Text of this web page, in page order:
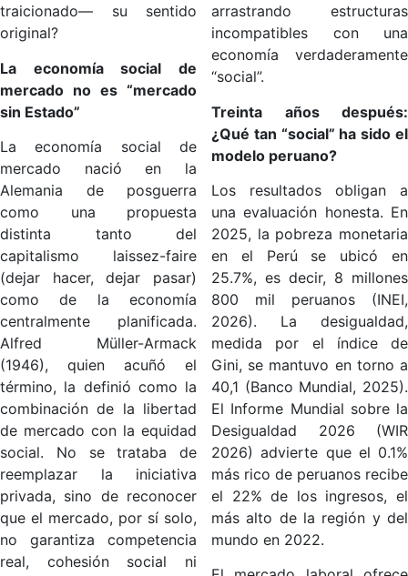
traicionado— su sentido
original?
La economía social de
mercado no es “mercado
sin Estado”
La economía social de
mercado nació en la
Alemania de posguerra
como una propuesta
distinta tanto del
capitalismo laissez-faire
(dejar hacer, dejar pasar)
como de la economía
centralmente planificada.
Alfred Müller-Armack
(1946), quien acuñó el
término, la definió como la
combinación de la libertad
de mercado con la equidad
social. No se trataba de
reemplazar la iniciativa
privada, sino de reconocer
que el mercado, por sí solo,
no garantiza competencia
real, cohesión social ni
arrastrando estructuras
incompatibles con una
economía verdaderamente
“social”.
Treinta años después:
¿Qué tan “social” ha sido el
modelo peruano?
Los resultados obligan a
una evaluación honesta. En
2025, la pobreza monetaria
en el Perú se ubicó en
25.7%, es decir, 8 millones
800 mil peruanos (INEI,
2026). La desigualdad,
medida por el índice de
Gini, se mantuvo en torno a
40,1 (Banco Mundial, 2025).
El Informe Mundial sobre la
Desigualdad 2026 (WIR
2026) advierte que el 0.1%
más rico de peruanos recibe
el 22% de los ingresos, el
más alto de la región y del
mundo en 2022.